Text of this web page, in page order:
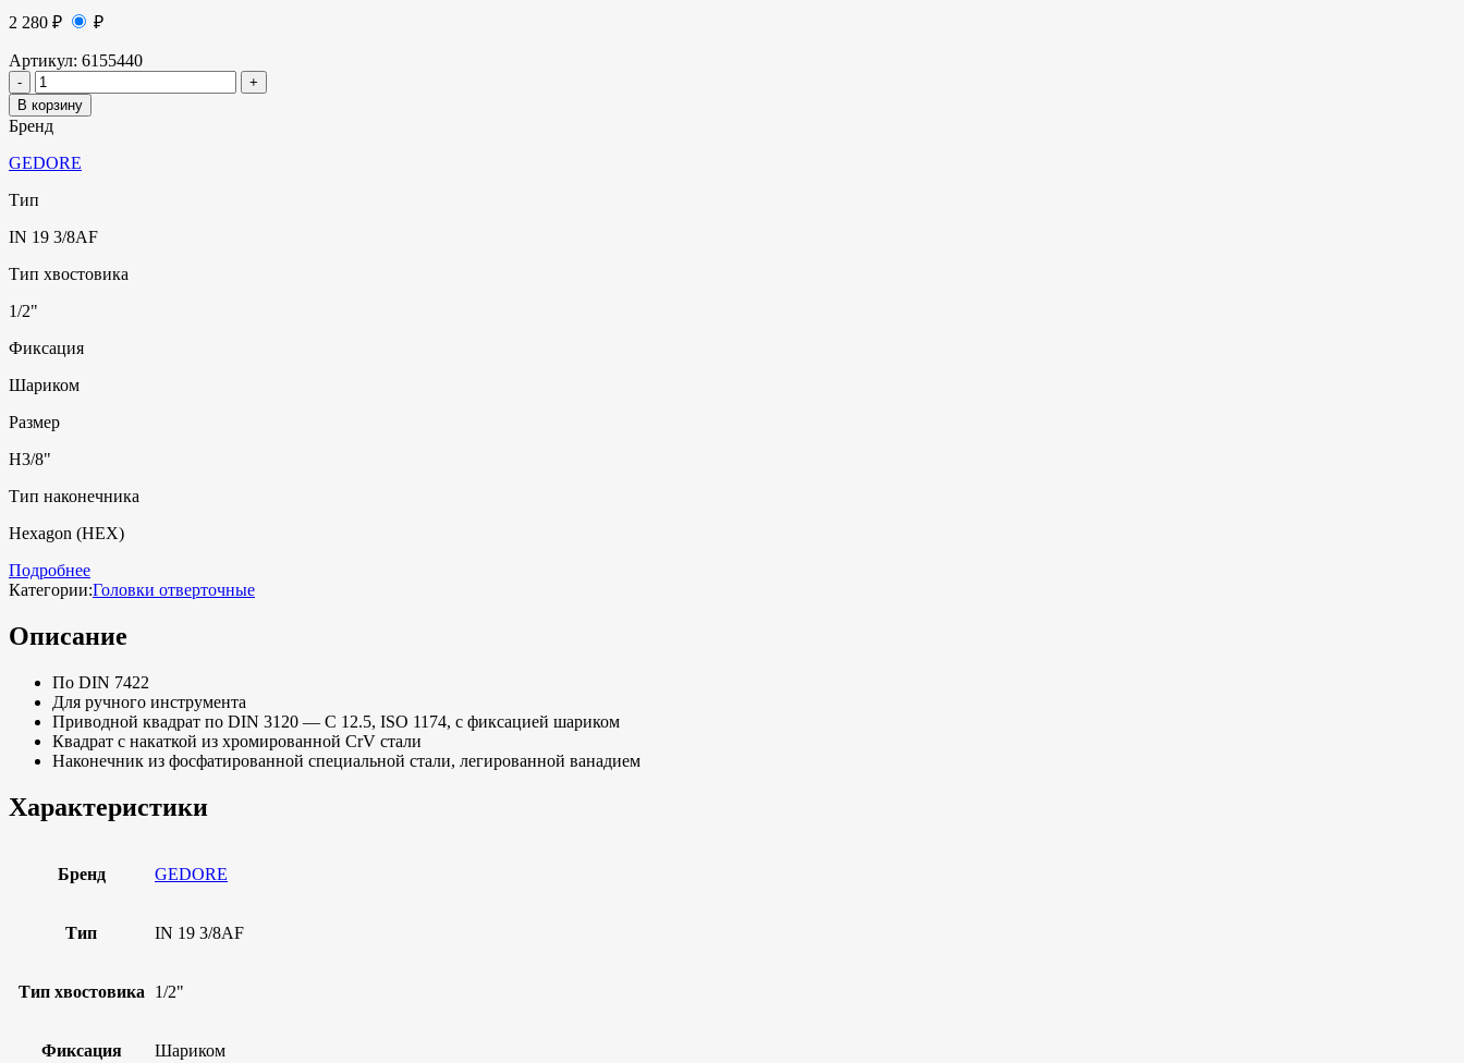
2 280 ₽ ₽
Артикул: 6155440
В корзину
Бренд
GEDORE
Тип
IN 19 3/8AF
Тип хвостовика
1/2"
Фиксация
Шариком
Размер
H3/8"
Тип наконечника
Hexagon (HEX)
Подробнее
Категории:Головки отверточные
Описание
По DIN 7422
Для ручного инструмента
Приводной квадрат по DIN 3120 — C 12.5, ISO 1174, с фиксацией шариком
Квадрат с накаткой из хромированной CrV стали
Наконечник из фосфатированной специальной стали, легированной ванадием
Характеристики
Бренд GEDORE
Тип IN 19 3/8AF
Тип хвостовика 1/2"
Фиксация Шариком